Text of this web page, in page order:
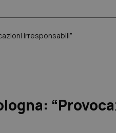
irresponsabili”